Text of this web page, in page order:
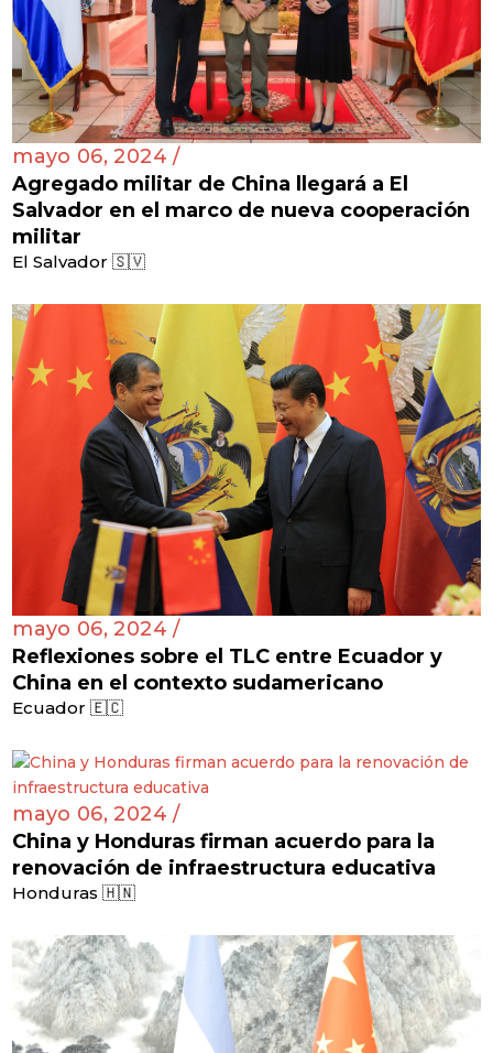
mayo 06, 2024 /
Agregado militar de China llegará a El
Salvador en el marco de nueva cooperación
militar
El Salvador 🇸🇻
mayo 06, 2024 /
Reflexiones sobre el TLC entre Ecuador y
China en el contexto sudamericano
Ecuador 🇪🇨
mayo 06, 2024 /
China y Honduras firman acuerdo para la
renovación de infraestructura educativa
Honduras 🇭🇳